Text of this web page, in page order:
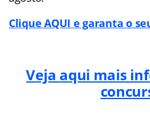
Clique AQUI e garanta o
Veja aqui mais